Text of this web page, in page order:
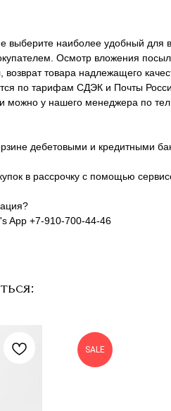
выберите наиболее удобный для
Осмотр вложения
товара надлежащего
по тарифам СДЭК и Почты
можно у нашего менеджера по
дебетовыми и кредитными
в рассрочку с помощью
App +7-910-700-44-46
SALE